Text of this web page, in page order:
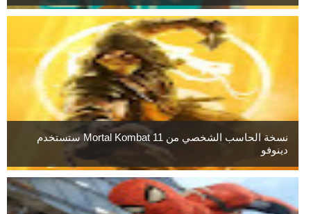
نسخة الحاسب الشخصي من Mortal Kombat 11 ستستخدم
دينوفو